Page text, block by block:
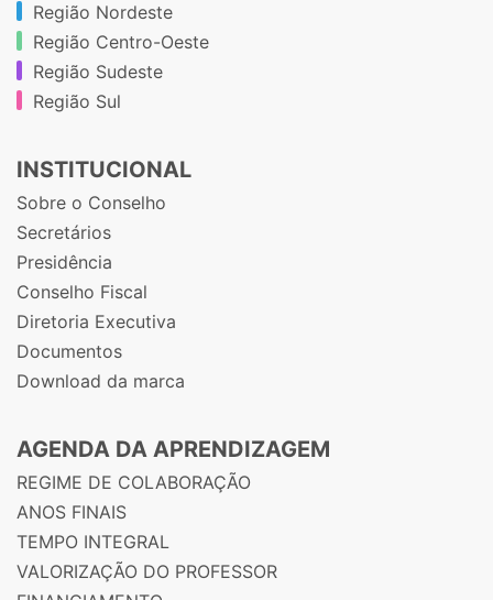
Região Nordeste
Região Centro-Oeste
Região Sudeste
Região Sul
INSTITUCIONAL
Sobre o Conselho
Secretários
Presidência
Conselho Fiscal
Diretoria Executiva
Documentos
Download da marca
AGENDA DA APRENDIZAGEM
REGIME DE COLABORAÇÃO
ANOS FINAIS
TEMPO INTEGRAL
VALORIZAÇÃO DO PROFESSOR